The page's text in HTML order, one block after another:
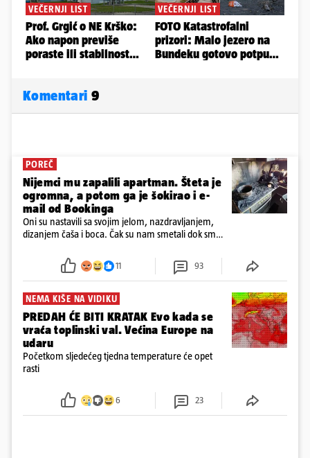
Komentari 9
POREČ
Nijemci mu zapalili apartman. Šteta je
ogromna, a potom ga je šokirao i e-
mail od Bookinga
Oni su nastavili sa svojim jelom, nazdravljanjem,
dizanjem čaša i boca. Čak su nam smetali dok smo
požar, rekao je vlasnik
11 93
NEMA KIŠE NA VIDIKU
PREDAH ĆE BITI KRATAK Evo kada se
vraća toplinski val. Većina Europe na
udaru
Početkom sljedećeg tjedna temperature će opet
rasti
6 23